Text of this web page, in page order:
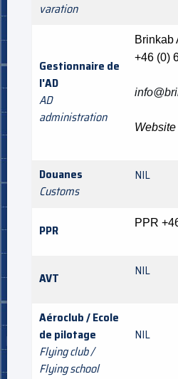
varation
Gestionnaire de
l'AD
AD
administration
+46 (0)
Website
Douanes
Customs
NIL
PPR PPR
AVT NIL
Aéroclub / Ecole
de pilotage
Flying club /
Flying school
NIL